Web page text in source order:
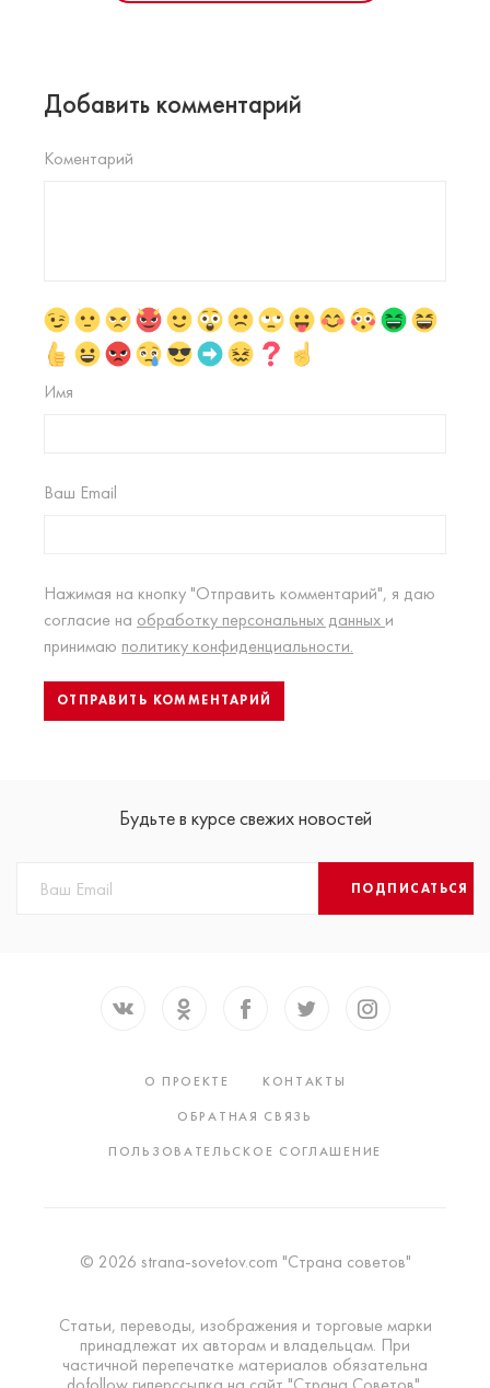
Добавить комментарий
Коментарий
Имя
Ваш Email
Нажимая на кнопку "Отправить комментарий", я даю
согласие на обработку персональных данных и
принимаю политику конфиденциальности.
Будьте в курсе свежих новостей
ПОДПИСАТЬСЯ
О ПРОЕКТЕ
КОНТАКТЫ
ОБРАТНАЯ СВЯЗЬ
ПОЛЬЗОВАТЕЛЬСКОЕ СОГЛАШЕНИЕ
© 2026 strana-sovetov.com "Страна советов"
Статьи, переводы, изображения и торговые марки
принадлежат их авторам и владельцам. При
частичной перепечатке материалов обязательна